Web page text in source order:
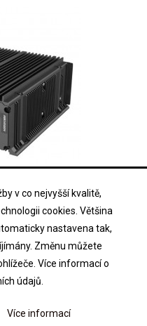
v co nejvyšší kvalitě,
cookies. Většina
nastavena tak,
Změnu můžete
Více informací o
údajů.
Více informací
HDD/ SSD, Audio, VGA